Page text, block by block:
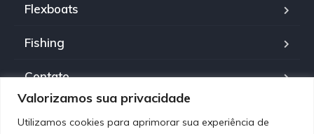
Valorizamos sua privacidade
Utilizamos cookies para aprimorar sua experiência de
Flexboats
Fishing
Contato
Política de Privacidade